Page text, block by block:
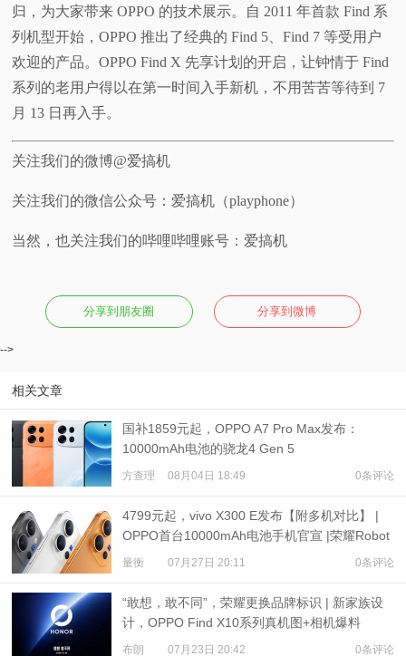
归，为大家带来 OPPO 的技术展示。自 2011 年首款 Find 系
列机型开始，OPPO 推出了经典的 Find 5、Find 7 等受用户
欢迎的产品。OPPO Find X 先享计划的开启，让钟情于 Find
系列的老用户得以在第一时间入手新机，不用苦苦等待到 7
月 13 日再入手。
关注我们的微博@爱搞机
关注我们的微信公众号：爱搞机（playphone）
当然，也关注我们的哔哩哔哩账号：爱搞机
分享到朋友圈 分享到微博
-->
相关文章
国补1859元起，OPPO A7 Pro Max发布：
10000mAh电池的骁龙4 Gen 5
方查理 08月04日 18:49 0条评论
4799元起，vivo X300 E发布【附多机对比】 |
OPPO首台10000mAh电池手机官宣 |荣耀Robot
Phone定档
量衡 07月27日 20:11 0条评论
“敢想，敢不同”，荣耀更换品牌标识 | 新家族设
计，OPPO Find X10系列真机图+相机爆料
布朗 07月23日 20:42 0条评论